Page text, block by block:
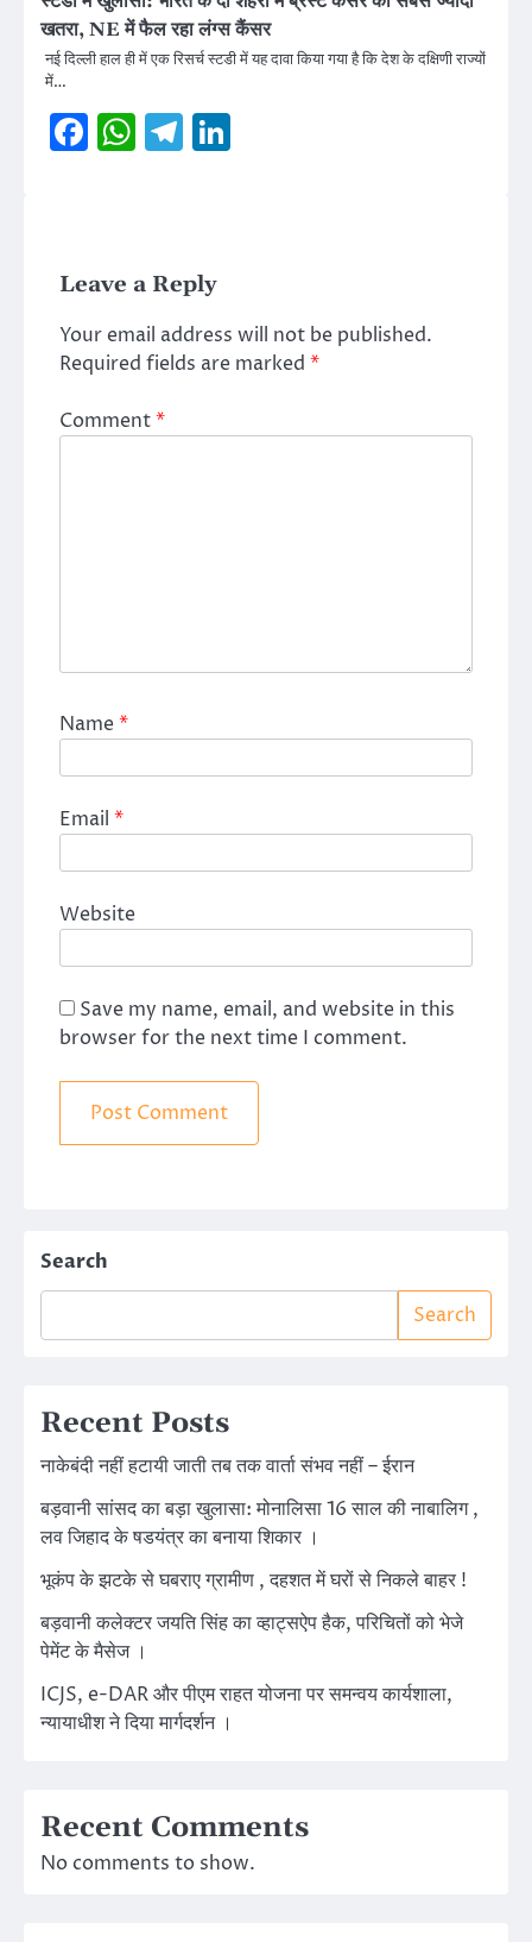
खतरा, NE में फैल रहा लंग्स कैंसर
नई दिल्ली हाल ही में एक रिसर्च स्टडी में यह दावा किया गया है कि देश के दक्षिणी राज्यों
में…
Facebook
WhatsApp
Telegram
Leave a Reply
Your email address will not be published.
Required fields are marked *
Comment*
Name*
Email *
Website
Save my name, email, and website in this
browser for the next time I comment.
Search
Search
Recent Posts
नाकेबंदी नहीं हटायी जाती तब तक वार्ता संभव नहीं – ईरान
बड़वानी सांसद का बड़ा खुलासा: मोनालिसा 16 साल की नाबालिग ,
लव जिहाद के षडयंत्र का बनाया शिकार ।
भूकंप के झटके से घबराए ग्रामीण , दहशत में घरों से निकले बाहर !
बड़वानी कलेक्टर जयति सिंह का व्हाट्सऐप हैक, परिचितों को भेजे
पेमेंट के मैसेज ।
ICJS, e-DAR और पीएम राहत योजना पर समन्वय कार्यशाला,
न्यायाधीश ने दिया मार्गदर्शन ।
Recent Comments
No comments to show.